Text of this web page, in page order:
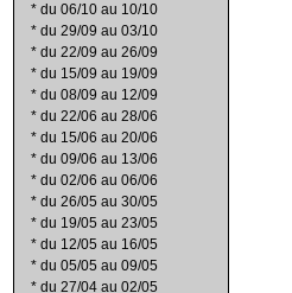
* du 06/10 au 10/10
* du 29/09 au 03/10
* du 22/09 au 26/09
* du 15/09 au 19/09
* du 08/09 au 12/09
* du 22/06 au 28/06
* du 15/06 au 20/06
* du 09/06 au 13/06
* du 02/06 au 06/06
* du 26/05 au 30/05
* du 19/05 au 23/05
* du 12/05 au 16/05
* du 05/05 au 09/05
* du 27/04 au 02/05